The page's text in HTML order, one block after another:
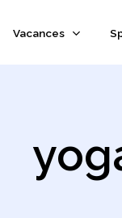
Vacances